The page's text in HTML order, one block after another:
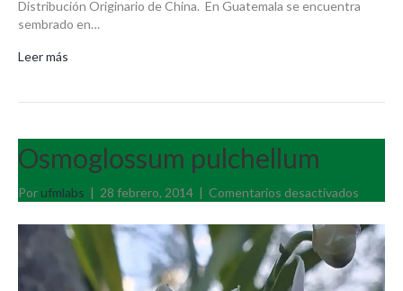
Distribución Originario de China. En Guatemala se encuentra
sembrado en…
Leer más
Osmoglossum pulchellum
Por ufmlabs | 28 febrero, 2014 | Comentarios desactivados